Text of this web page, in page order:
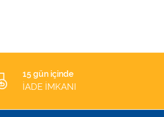
15 gün içinde
İADE İMKANI